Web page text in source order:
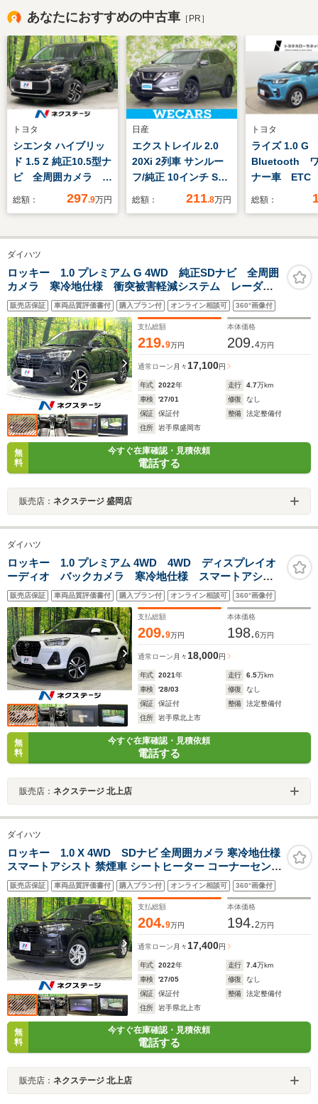
あなたにおすすめの中古車 ［PR］
トヨタ
シエンタ ハイブリッ
ド 1.5 Z 純正10.5型ナ
ビ 全周囲カメラ 両
側電動ドア コンフォ
セーフティセンス レ
ーダークルーズ シー
トヒーター ステアリ
ングヒーター フルセ
グ 禁煙車
総額： 297.9万円
日産
エクストレイル 2.0
20Xi 2列車 サンルー
フ/純正 10インチ SD
ナビ/インテリジェン
キ/シートヒーター 全
モニター/車線逸脱防
止支援システム/シー
ト 合皮
総額： 211.8万円
トヨタ
ライズ 1.0 G
Bluetooth ワ
ナー車 ETC
モニター ナ
イール スマ
総額：
ダイハツ
ロッキー 1.0 プレミアム G 4WD 純正SDナビ 全周囲
カメラ 寒冷地仕様 衝突被害軽減システム レーダー
クルーズコントロール 禁煙車 ハーフレザーシート
ドラレコ コーナーセンサー スマートキー LEDヘッ
ド ETC 盗難防止装置
販売店保証 車両品質評価書付 購入プラン付 オンライン相談可 360°画像付
支払総額
219.9万円
本体価格
209.4万円
通常ローン 月々 17,100円
年式 2022年 走行 4.7万km
車検
'27/01 修復
なし
保証
保証付 整備
法定整備付
住所
岩手県盛岡市
無
料
今すぐ在庫確認・見積依頼
電話する
販売店： ネクステージ 盛岡店
ダイハツ
ロッキー 1.0 プレミアム 4WD 4WD ディスプレイオ
ーディオ バックカメラ 寒冷地仕様 スマートアシス
ト アダプティブクルーズコントロール 禁煙車 コー
ナーセンサー スマートキー LEDヘッド 純正17イン
チアルミ
販売店保証 車両品質評価書付 購入プラン付 オンライン相談可 360°画像付
支払総額
209.9万円
本体価格
198.6万円
通常ローン 月々 18,000円
年式 2021年 走行 6.5万km
車検
'28/03 修復
なし
保証
保証付 整備
法定整備付
住所
岩手県北上市
無
料
今すぐ在庫確認・見積依頼
電話する
販売店： ネクステージ 北上店
ダイハツ
ロッキー 1.0 X 4WD SDナビ 全周囲カメラ 寒冷地仕様
スマートアシスト 禁煙車 シートヒーター コーナーセンサ
ー スマートキー LEDヘッド オートハイビーム 車線逸脱
警報 オートライト オートエアコン
販売店保証 車両品質評価書付 購入プラン付 オンライン相談可 360°画像付
支払総額
204.9万円
本体価格
194.2万円
通常ローン 月々 17,400円
年式 2022年 走行 7.4万km
車検
'27/05 修復
なし
保証
保証付 整備
法定整備付
住所
岩手県北上市
無
料
今すぐ在庫確認・見積依頼
電話する
販売店： ネクステージ 北上店